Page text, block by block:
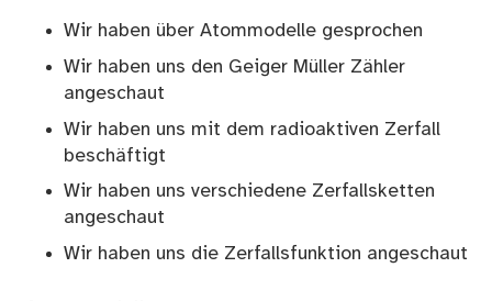
Wir haben über Atommodelle gesprochen
Wir haben uns den Geiger Müller Zähler
angeschaut
Wir haben uns mit dem radioaktiven Zerfall
beschäftigt
Wir haben uns verschiedene Zerfallsketten
angeschaut
Wir haben uns die Zerfallsfunktion angeschaut